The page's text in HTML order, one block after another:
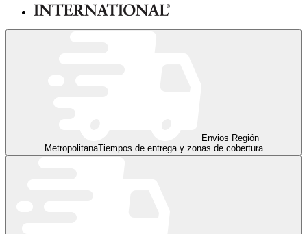
Envios Región
MetropolitanaTiempos de entrega y zonas de cobertura